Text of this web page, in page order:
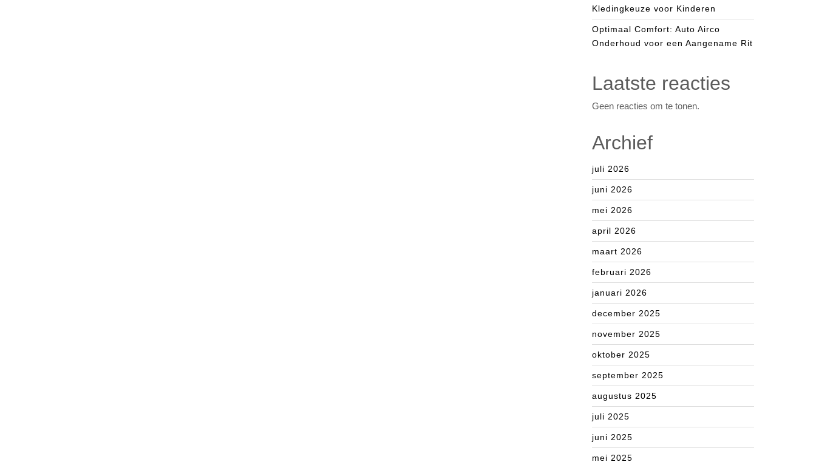
Kledingkeuze voor Kinderen
Optimaal Comfort: Auto Airco
Onderhoud voor een Aangename Rit
Laatste reacties
Geen reacties om te tonen.
Archief
juli 2026
juni 2026
mei 2026
april 2026
maart 2026
februari 2026
januari 2026
december 2025
november 2025
oktober 2025
september 2025
augustus 2025
juli 2025
juni 2025
mei 2025